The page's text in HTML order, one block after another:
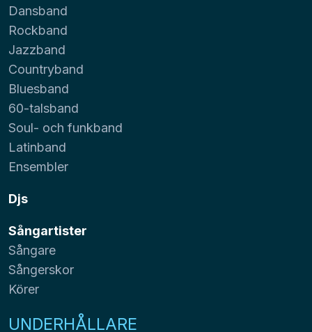
Dansband
Rockband
Jazzband
Countryband
Bluesband
60-talsband
Soul- och funkband
Latinband
Ensembler
Djs
Sångartister
Sångare
Sångerskor
Körer
UNDERHÅLLARE